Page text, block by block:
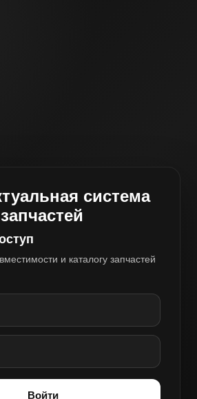
система
и каталогу запчастей
Войти